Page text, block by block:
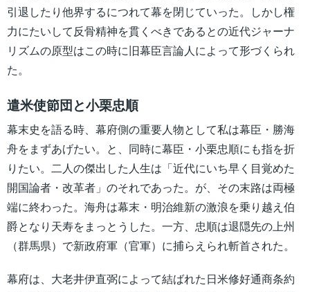
引退したり他界するにつれて幕を閉じていった。しかし権
力にたいして反骨精神を貫くべきであるとの近代ジャーナ
リズムの原型はこの時に旧幕臣言論人によって形づくられ
た。
遣米使節団と小栗忠順
幕末史を語る時、幕府側の重要人物として私は幕臣・勝海
舟をまずあげたい。と、同時に幕臣・小栗忠順にも指を折
りたい。二人の傑出した人生は「近代にいち早く目覚めた
開国論者・改革者」のそれであった。が、その末路は両極
端に終わった。海舟は幕末・明治維新の激浪を乗り越え伯
爵となり天寿をまっとうした。一方、忠順は退隠先の上州
（群馬県）で新政府軍（官軍）に捕らえられ斬首された。
幕府は、大老井伊直弼によって結ばれた日米修好通商条約